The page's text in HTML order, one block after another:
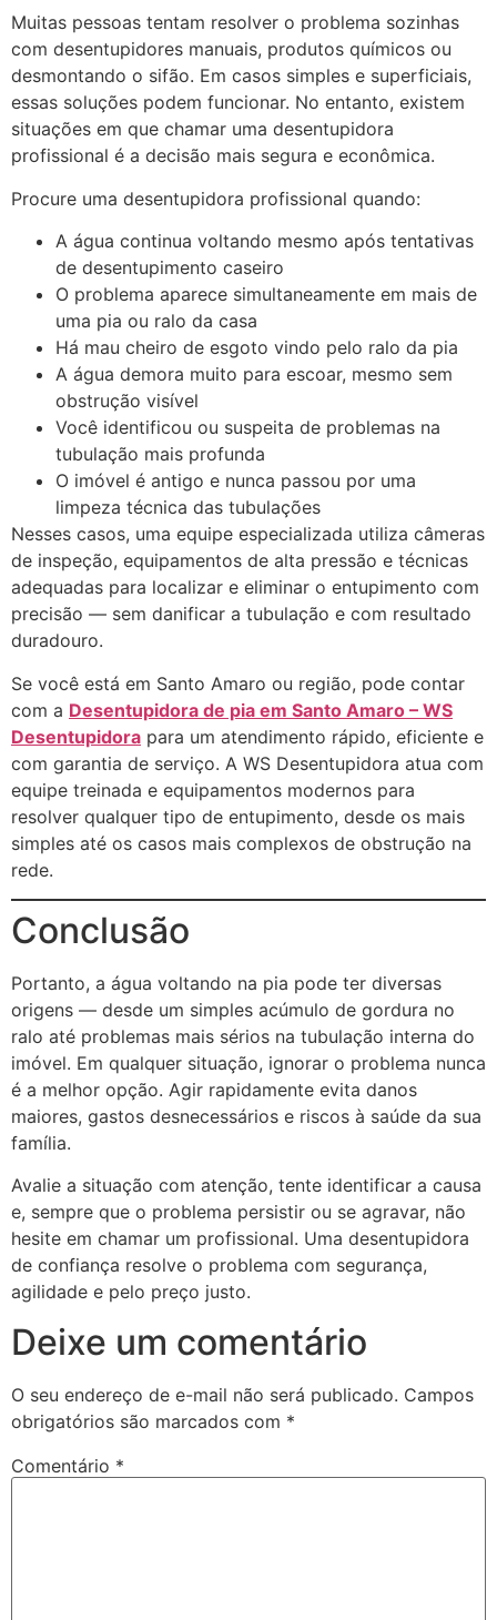
Muitas pessoas tentam resolver o problema sozinhas
com desentupidores manuais, produtos químicos ou
desmontando o sifão. Em casos simples e superficiais,
essas soluções podem funcionar. No entanto, existem
situações em que chamar uma desentupidora
profissional é a decisão mais segura e econômica.
Procure uma desentupidora profissional quando:
A água continua voltando mesmo após tentativas
de desentupimento caseiro
O problema aparece simultaneamente em mais de
uma pia ou ralo da casa
Há mau cheiro de esgoto vindo pelo ralo da pia
A água demora muito para escoar, mesmo sem
obstrução visível
Você identificou ou suspeita de problemas na
tubulação mais profunda
O imóvel é antigo e nunca passou por uma
limpeza técnica das tubulações
Nesses casos, uma equipe especializada utiliza câmeras
de inspeção, equipamentos de alta pressão e técnicas
adequadas para localizar e eliminar o entupimento com
precisão — sem danificar a tubulação e com resultado
duradouro.
Se você está em Santo Amaro ou região, pode contar
com a Desentupidora de pia em Santo Amaro – WS
Desentupidora para um atendimento rápido, eficiente e
com garantia de serviço. A WS Desentupidora atua com
equipe treinada e equipamentos modernos para
resolver qualquer tipo de entupimento, desde os mais
simples até os casos mais complexos de obstrução na
rede.
Conclusão
Portanto, a água voltando na pia pode ter diversas
origens — desde um simples acúmulo de gordura no
ralo até problemas mais sérios na tubulação interna do
imóvel. Em qualquer situação, ignorar o problema nunca
é a melhor opção. Agir rapidamente evita danos
maiores, gastos desnecessários e riscos à saúde da sua
família.
Avalie a situação com atenção, tente identificar a causa
e, sempre que o problema persistir ou se agravar, não
hesite em chamar um profissional. Uma desentupidora
de confiança resolve o problema com segurança,
agilidade e pelo preço justo.
Deixe um comentário
O seu endereço de e-mail não será publicado. Campos
obrigatórios são marcados com *
Comentário *